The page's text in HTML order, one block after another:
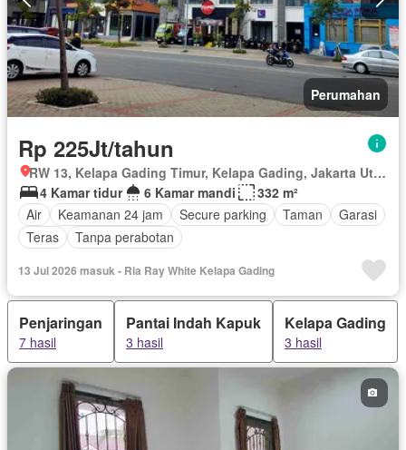
Perumahan
Rp 225Jt/tahun
RW 13, Kelapa Gading Timur, Kelapa Gading, Jakarta Utara, Daerah Khusus Ibukota Jakarta
4 Kamar tidur
6 Kamar mandi
332 m²
Air
Keamanan 24 jam Secure parking Taman
Garasi
Teras
Tanpa perabotan
13 Jul 2026 masuk - Ria Ray White Kelapa Gading
Penjaringan
7 hasil
Pantai Indah Kapuk
3 hasil
Kelapa Gading
3 hasil